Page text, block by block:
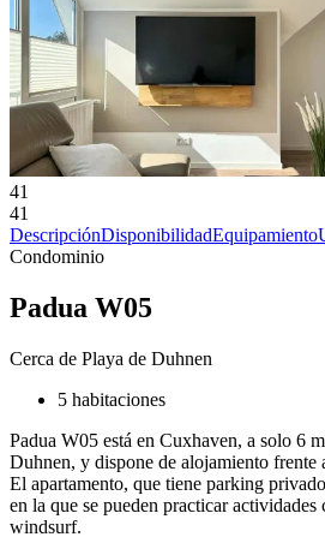
41
41
DescripciónDisponibilidadEquipamiento
Condominio
Padua W05
Cerca de Playa de Duhnen
5 habitaciones
Padua W05 está en Cuxhaven, a solo 6
Duhnen, y dispone de alojamiento
El apartamento, que tiene parking
en la que se pueden practicar actividades
windsurf.